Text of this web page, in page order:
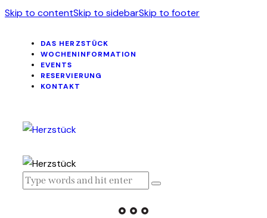
Skip to contentSkip to sidebarSkip to footer
DAS HERZSTÜCK
WOCHENINFORMATION
EVENTS
RESERVIERUNG
KONTAKT